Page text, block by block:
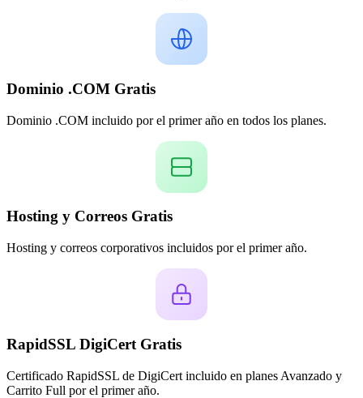
Dominio .COM Gratis
Dominio .COM incluido por el primer año en todos los planes.
Hosting y Correos Gratis
Hosting y correos corporativos incluidos por el primer año.
RapidSSL DigiCert Gratis
Certificado RapidSSL de DigiCert incluido en planes Avanzado y
Carrito Full por el primer año.